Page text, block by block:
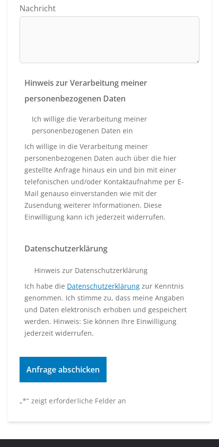
„*“ zeigt erforderliche Felder an
Nachricht
Hinweis zur Verarbeitung meiner
personenbezogenen Daten
Ich willige die Verarbeitung meiner
personenbezogenen Daten ein
Ich willige in die Verarbeitung meiner
personenbezogenen Daten auch über die hier
gestellte Anfrage hinaus ein und bin mit einer
telefonischen und/oder Kontaktaufnahme per E-
Mail genauso einverstanden wie mit der
Zusendung weiterer Informationen. Diese
Einwilligung kann ich jederzeit widerrufen.
Datenschutzerklärung
Hinweis zur Datenschutzerklärung
Ich habe die Datenschutzerklärung zur Kenntnis
genommen. Ich stimme zu, dass meine Angaben
und Daten elektronisch erhoben und gespeichert
werden. Hinweis: Sie können Ihre Einwilligung
jederzeit widerrufen.